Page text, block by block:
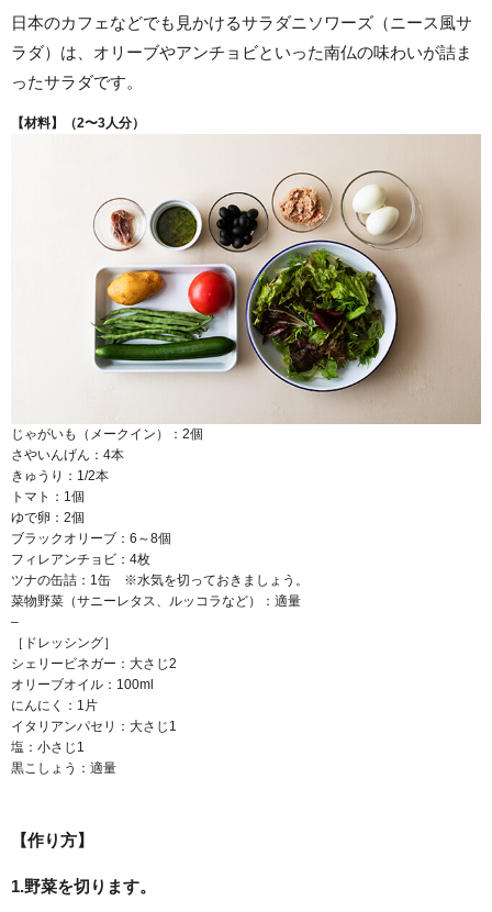
日本のカフェなどでも見かけるサラダニソワーズ（ニース風サ
ラダ）は、オリーブやアンチョビといった南仏の味わいが詰ま
ったサラダです。
【材料】（2〜3人分）
じゃがいも（メークイン）：2個
さやいんげん：4本
きゅうり：1/2本
トマト：1個
ゆで卵：2個
ブラックオリーブ：6～8個
フィレアンチョビ：4枚
ツナの缶詰：1缶 ※水気を切っておきましょう。
菜物野菜（サニーレタス、ルッコラなど）：適量
–
［ドレッシング］
シェリービネガー：大さじ2
オリーブオイル：100ml
にんにく：1片
イタリアンパセリ：大さじ1
塩：小さじ1
黒こしょう：適量
【作り方】
1.野菜を切ります。